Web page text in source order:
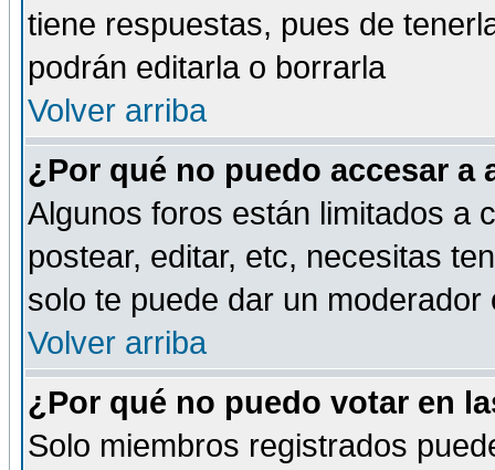
tiene respuestas, pues de
podrán editarla o borrarla
Volver arriba
¿Por qué no puedo accesar a
Algunos foros están limitados a
postear, editar, etc, necesitas
solo te puede dar un
Volver arriba
¿Por qué no puedo votar en
Solo miembros registrados